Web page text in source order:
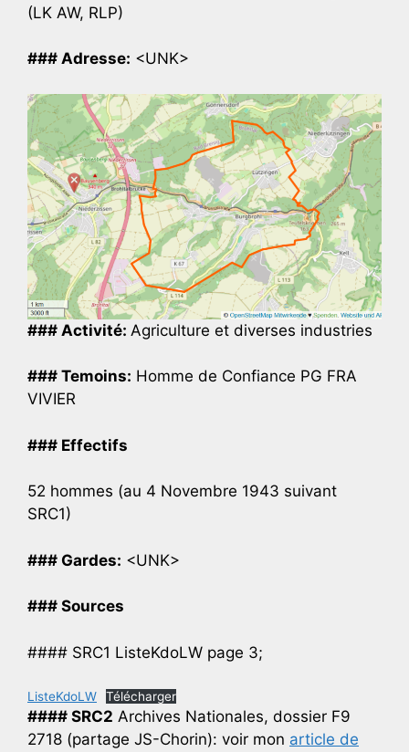
(LK AW, RLP)
### Adresse: <UNK>
### Activité: Agriculture et diverses industries
### Temoins: Homme de Confiance PG FRA
VIVIER
### Effectifs
52 hommes (au 4 Novembre 1943 suivant
SRC1)
### Gardes: <UNK>
### Sources
#### SRC1 ListeKdoLW page 3;
ListeKdoLW Télécharger
#### SRC2 Archives Nationales, dossier F9
2718 (partage JS-Chorin): voir mon article de